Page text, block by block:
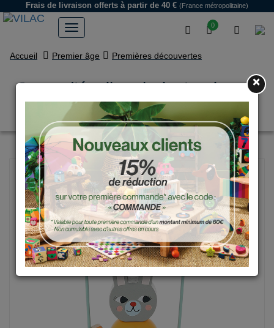
0
Frais de livraison offerts à partir de 40 € (France métropolitaine)
Accueil Premier âge Premières découvertes
Jouet d'éveil en bois, Lapinou -
Michelle Carlslund
×